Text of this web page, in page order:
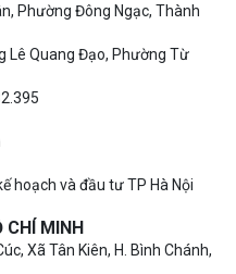
Phường Đông Ngạc, Thành
Lê Quang Đạo, Phường Từ
hoạch và đầu tư TP Hà Nội
CHÍ MINH
Xã Tân Kiên, H. Bình Chánh,